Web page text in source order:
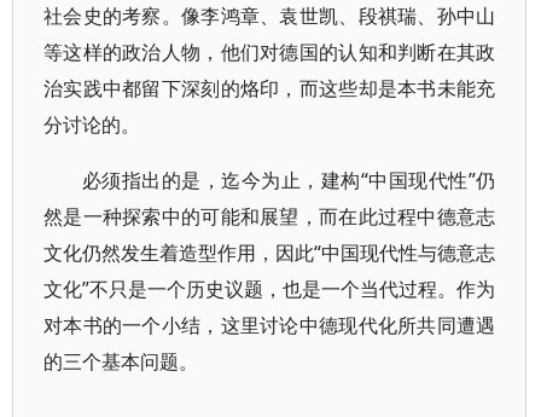
社会史的考察。像李鸿章、袁世凯、段祺瑞、孙中山
等这样的政治人物，他们对德国的认知和判断在其政
治实践中都留下深刻的烙印，而这些却是本书未能充
分讨论的。
必须指出的是，迄今为止，建构“中国现代性”仍
然是一种探索中的可能和展望，而在此过程中德意志
文化仍然发生着造型作用，因此“中国现代性与德意志
文化”不只是一个历史议题，也是一个当代过程。作为
对本书的一个小结，这里讨论中德现代化所共同遭遇
的三个基本问题。